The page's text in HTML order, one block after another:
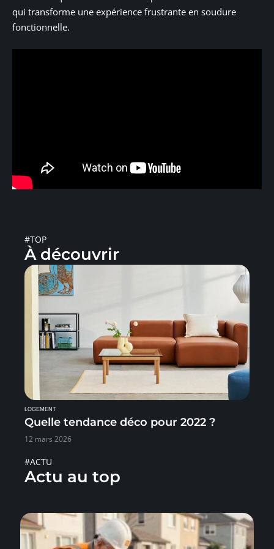
qui transforme une expérience frustrante en soudure
fonctionnelle.
#TOP
À découvrir
LOGEMENT
Quelle tendance déco pour 2022 ?
12 mars 2026
#ACTU
Actu au top